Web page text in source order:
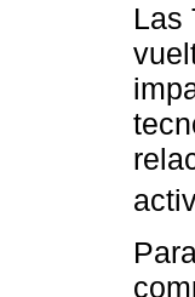
Las